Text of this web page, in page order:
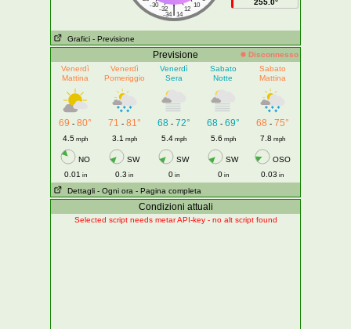
-30
10
-32 12
|
-34 14
255.0°
Grafici - Previsione
Previsione
Disconnesso
Venerdì
Mattina
Venerdì
Pomeriggio
Venerdì
Sera
Sabato
Notte
Sabato
Mattina
69 - 80° 71 - 81° 68- 72° 68- 69° 68 - 75°
4.5 mph 3.1 mph 5.4mph 5.6 mph 7.8 mph
NO SW SW SW
OSO
0.01 in 0.3 in 0in 0in 0.03 in
Dettagli - Ogni ora - Pagina completa
Condizioni attuali
Selected script needs metar API-key - no alt script found